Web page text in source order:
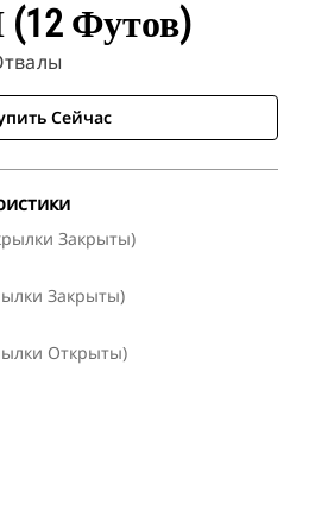
Футов)
Сейчас
Закрыты)
Закрыты)
Открыты)